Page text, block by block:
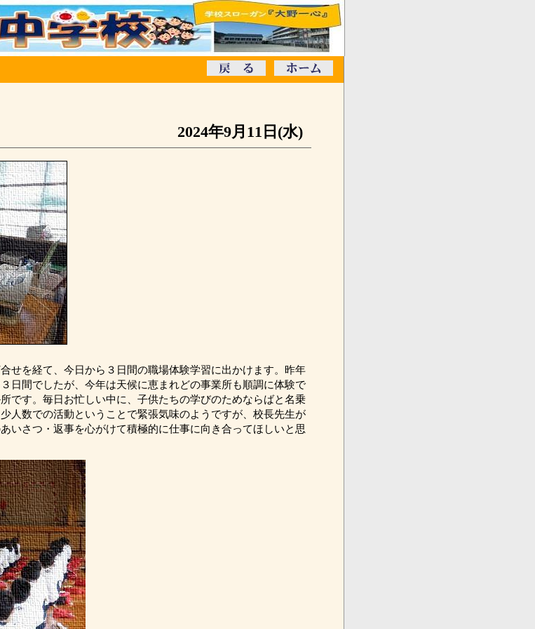
2024年9月11日(水)
せを経て、今日から３日間の職場体験学習に出かけます。昨年
日間でしたが、今年は天候に恵まれどの事業所も順調に体験で
です。毎日お忙しい中に、子供たちの学びのためならばと名乗
人数での活動ということで緊張気味のようですが、校長先生が
いさつ・返事を心がけて積極的に仕事に向き合ってほしいと思